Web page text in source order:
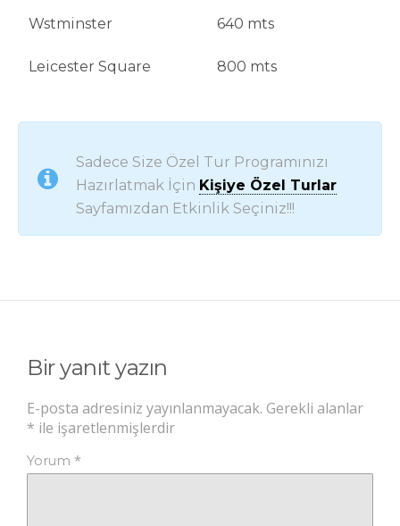
Wstminster 640 mts
Leicester Square 800 mts
Sadece Size Özel Tur Programınızı
Hazırlatmak İçin Kişiye Özel Turlar
Sayfamızdan Etkinlik Seçiniz!!!
Bir yanıt yazın
E-posta adresiniz yayınlanmayacak. Gerekli alanlar
* ile işaretlenmişlerdir
Yorum *